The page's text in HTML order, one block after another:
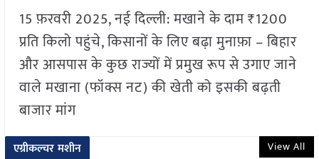
15 फ़रवरी 2025, नई दिल्ली: मखाने के दाम ₹1200
प्रति किलो पहुंचे, किसानों के लिए बढ़ा मुनाफ़ा – बिहार
और आसपास के कुछ राज्यों में प्रमुख रूप से उगाए जाने
वाले मखाना (फॉक्स नट) की खेती को इसकी बढ़ती
बाजार मांग
एग्रीकल्चर मशीन View All